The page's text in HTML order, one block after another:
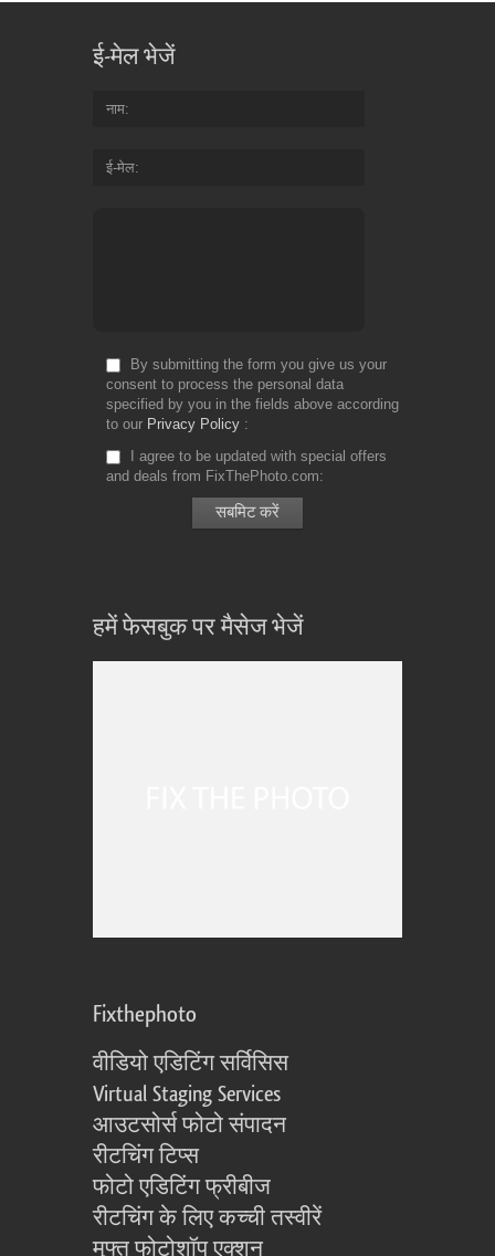
ई-मेल भेजें
नाम
ई-मेल
By submitting the form you give us your
consent to process the personal data
specified by you in the fields above according
to our Privacy Policy
I agree to be updated with special offers
and deals from FixThePhoto.com
हमें फेसबुक पर मैसेज भेजें
Fixthephoto
वीडियो एडिटिंग सर्विसिस
Virtual Staging Services
आउटसोर्स फोटो संपादन
रीटचिंग टिप्स
फोटो एडिटिंग फ्रीबीज
रीटचिंग के लिए कच्ची तस्वीरें
मुफ्त फोटोशॉप एक्शन